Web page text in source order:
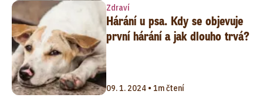
Zdraví
Hárání u psa. Kdy se objevuje
první hárání a jak dlouho trvá?
09. 1. 2024 • 1m čtení